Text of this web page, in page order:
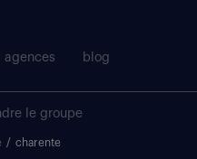
agences blog
le groupe
/ charente